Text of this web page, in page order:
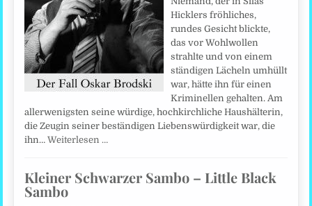
Hicklers fröhliches,
rundes Gesicht blickte,
das vor Wohlwollen
strahlte und von einem
ständigen Lächeln umhüllt
war, hätte ihn für einen
Kriminellen gehalten. Am
allerwenigsten seine würdige, hochkirchliche Haushälterin,
die Zeugin seiner beständigen Liebenswürdigkeit war, die
ihn…Weiterlesen …
Kleiner Schwarzer Sambo – Little Black
Sambo